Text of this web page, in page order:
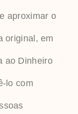
aproximar o
original, em
ao Dinheiro
lo com